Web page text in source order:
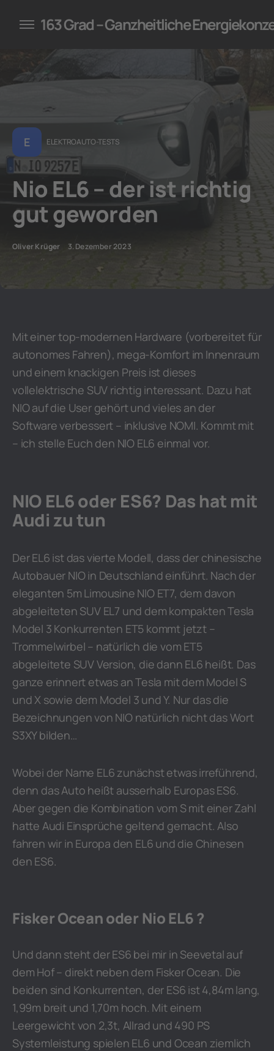
für Unternehmen
163 Grad – Ganzheitliche
E ELEKTROAUTO-TESTS
Nio EL6 – der ist richtig
gut geworden
Oliver Krüger 3. Dezember 2023
Mit einer top-modernen Hardware (vorbereitet für
autonomes Fahren), mega-Komfort im Innenraum
und einem knackigen Preis ist dieses
vollelektrische SUV richtig interessant. Dazu hat
NIO auf die User gehört und vieles an der
Software verbessert – inklusive NOMI. Kommt mit
– ich stelle Euch den NIO EL6 einmal vor.
NIO EL6 oder ES6? Das hat mit
Audi zu tun
Der EL6 ist das vierte Modell, dass der chinesische
Autobauer NIO in Deutschland einführt. Nach der
eleganten 5m Limousine NIO ET7, dem davon
abgeleiteten SUV EL7 und dem kompakten Tesla
Model 3 Konkurrenten ET5 kommt jetzt –
Trommelwirbel – natürlich die vom ET5
abgeleitete SUV Version, die dann EL6 heißt. Das
ganze erinnert etwas an Tesla mit dem Model S
und X sowie dem Model 3 und Y. Nur das die
Bezeichnungen von NIO natürlich nicht das Wort
S3XY bilden…
Wobei der Name EL6 zunächst etwas irreführend,
denn das Auto heißt ausserhalb Europas ES6.
Aber gegen die Kombination vom S mit einer Zahl
hatte Audi Einsprüche geltend gemacht. Also
fahren wir in Europa den EL6 und die Chinesen
den ES6.
Fisker Ocean oder Nio EL6 ?
Und dann steht der ES6 bei mir in Seevetal auf
dem Hof – direkt neben dem Fisker Ocean. Die
beiden sind Konkurrenten, der ES6 ist 4,84m lang,
1,99m breit und 1,70m hoch. Mit einem
Leergewicht von 2,3t, Allrad und 490 PS
Systemleistung spielen EL6 und Ocean ziemlich